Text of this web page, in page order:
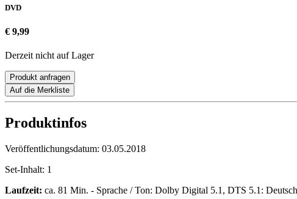
DVD
€ 9,99
Derzeit nicht auf Lager
Produkt anfragen
Auf die Merkliste
Produktinfos
Veröffentlichungsdatum: 03.05.2018
Set-Inhalt: 1
Laufzeit: ca. 81 Min. - Sprache / Ton: Dolby Digital 5.1, DTS 5.1: